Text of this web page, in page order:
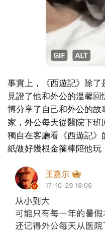
事實上，《西遊記》除了
見證了他和外公的溫馨回
博分享了自己和外公的
家，外公每天從醫院下
獨自在客廳看《西遊記》
紙做好幾根金箍棒陪他玩